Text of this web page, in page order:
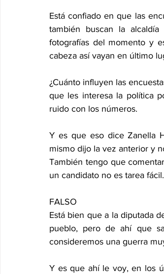
Está confiado en que las
también buscan la
fotografías del momento y
cabeza así vayan en último
¿Cuánto influyen las
que les interesa la política
ruido con los números.
Y es que eso dice Zanella
mismo dijo la vez anterior y
También tengo que
un candidato no es tarea fácil.
FALSO
Está bien que a la diputada
pueblo, pero de ahí que
consideremos una guerra
Y es que ahí le voy, en los